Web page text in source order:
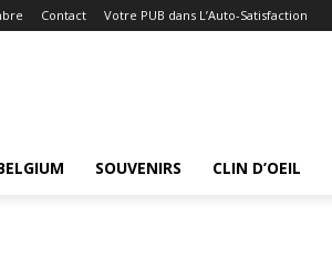
Contact Votre PUB dans L’Auto-Satisfaction
SOUVENIRS CLIN D’OEIL